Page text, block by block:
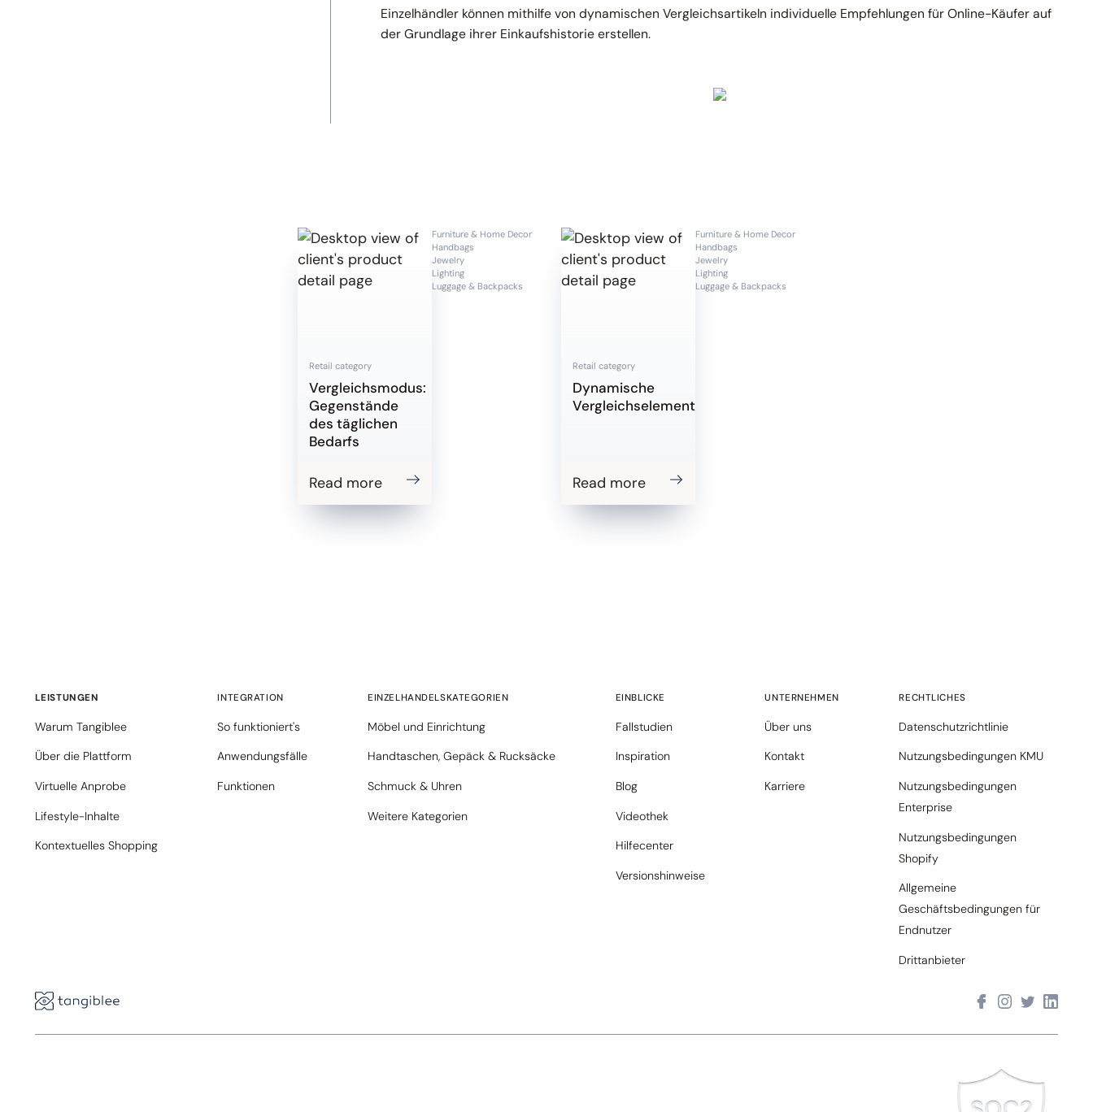
Einzelhändler können mithilfe von dynamischen Vergleichsartikeln individuelle Empfehlungen für Online-Käufer auf
der Grundlage ihrer Einkaufshistorie erstellen.
Retail category
Vergleichsmodus:
Gegenstände
des täglichen
Bedarfs
Read more
Furniture & Home Decor
Handbags
Jewelry
Lighting
Luggage & Backpacks
Retail category
Dynamische
Vergleichselemente
Read more
Furniture & Home Decor
Handbags
Jewelry
Lighting
Luggage & Backpacks
LEISTUNGEN
Warum Tangiblee
Über die Plattform
Virtuelle Anprobe
Lifestyle-Inhalte
Kontextuelles Shopping
INTEGRATION
So funktioniert's
Anwendungsfälle
Funktionen
EINZELHANDELSKATEGORIEN
Möbel und Einrichtung
Handtaschen, Gepäck & Rucksäcke
Schmuck & Uhren
Weitere Kategorien
EINBLICKE
Fallstudien
Inspiration
Blog
Videothek
Hilfecenter
Versionshinweise
UNTERNEHMEN
Über uns
Kontakt
Karriere
RECHTLICHES
Datenschutzrichtlinie
Nutzungsbedingungen KMU
Nutzungsbedingungen
Enterprise
Nutzungsbedingungen
Shopify
Allgemeine
Geschäftsbedingungen für
Endnutzer
Drittanbieter